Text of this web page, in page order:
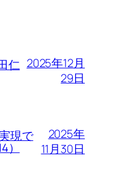
仁 2025年12月
29日
現で
2025年
11月30日